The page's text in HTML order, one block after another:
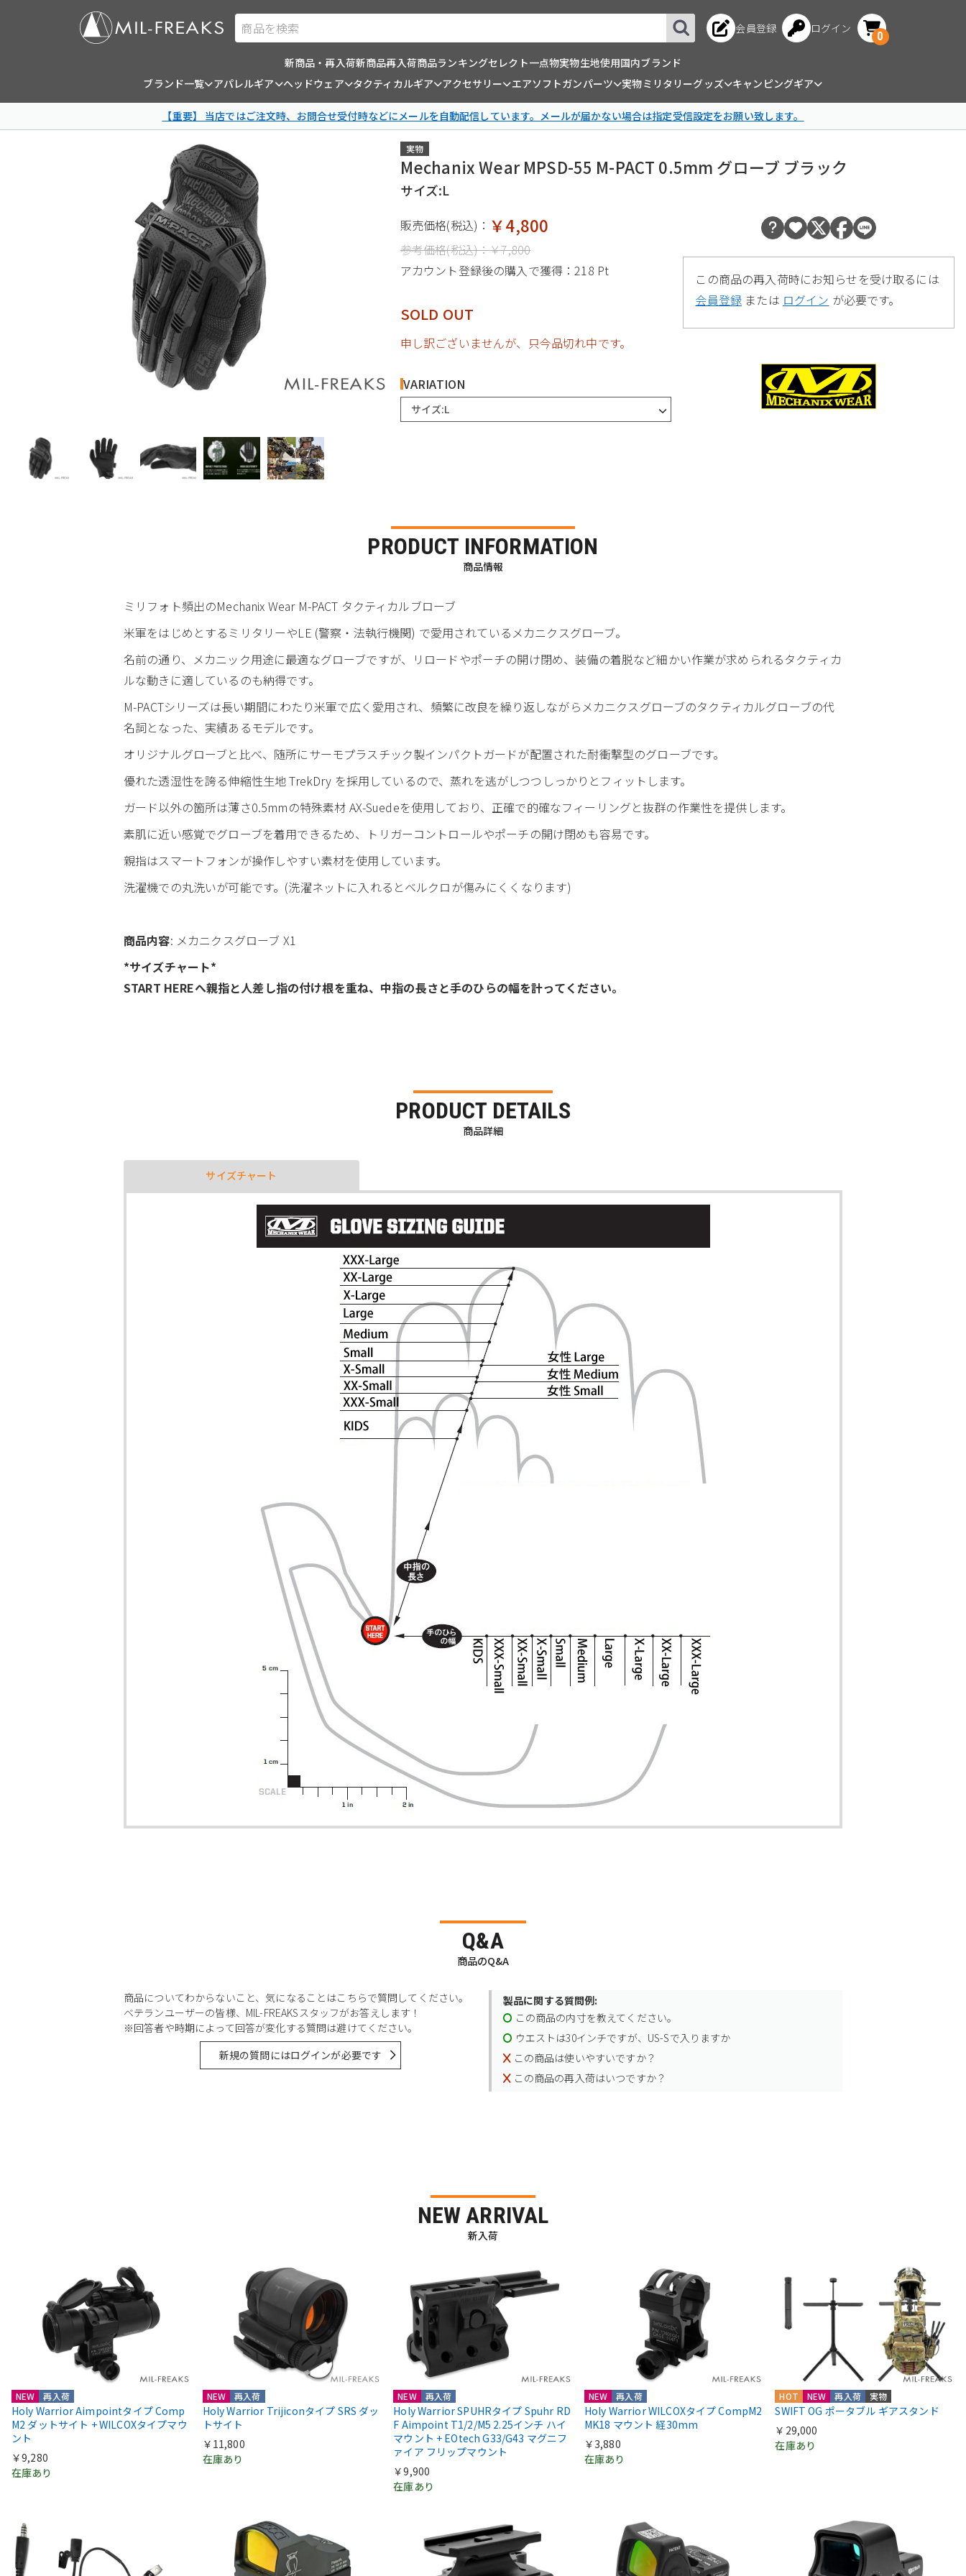
商品を検索 会員登録 ログイン
0
新商品・再入荷新商品再入荷商品ランキングセレクト一点物実物生地使用国内ブランド
ブランド一覧
アパレルギア ヘッドウェア タクティカルギア アクセサリー エアソフトガンパーツ 実物ミリタリーグッズ キャンピングギア
【重要】 当店ではご注文時、お問合せ受付時などにメールを自動配信しています。メールが届かない場合は指定受信設定をお願い致します。
実物
Mechanix Wear MPSD-55 M-PACT 0.5mm グローブ ブラック
サイズ:L
販売価格(税込)： ￥4,800
参考価格(税込)：￥7,800
アカウント登録後の購入で獲得：218 Pt
SOLD OUT
申し訳ございませんが、只今品切れ中です。
VARIATION
サイズ:L
この商品の再入荷時にお知らせを受け取るには
会員登録 または ログイン が必要です。
PRODUCT INFORMATION
商品情報
ミリフォト頻出のMechanix Wear M-PACT タクティカルブローブ
米軍をはじめとするミリタリーやLE (警察・法執行機関) で愛用されているメカニクスグローブ。
名前の通り、メカニック用途に最適なグローブですが、リロードやポーチの開け閉め、装備の着脱など細かい作業が求められるタクティカ
ルな動きに適しているのも納得です。
M-PACTシリーズは長い期間にわたり米軍で広く愛用され、頻繁に改良を繰り返しながらメカニクスグローブのタクティカルグローブの代
名詞となった、実績あるモデルです。
オリジナルグローブと比べ、随所にサーモプラスチック製インパクトガードが配置された耐衝撃型のグローブです。
優れた透湿性を誇る伸縮性生地 TrekDry を採用しているので、蒸れを逃がしつつしっかりとフィットします。
ガード以外の箇所は薄さ0.5mmの特殊素材 AX-Suedeを使用しており、正確で的確なフィーリングと抜群の作業性を提供します。
素肌に近い感覚でグローブを着用できるため、トリガーコントロールやポーチの開け閉めも容易です。
親指はスマートフォンが操作しやすい素材を使用しています。
洗濯機での丸洗いが可能です。(洗濯ネットに入れるとベルクロが傷みにくくなります)
商品内容: メカニクスグローブ X1
*サイズチャート*
START HEREへ親指と人差し指の付け根を重ね、中指の長さと手のひらの幅を計ってください。
PRODUCT DETAILS
商品詳細
サイズチャート
Q&A
商品のQ&A
商品についてわからないこと、気になることはこちらで質問してください。
ベテランユーザーの皆様、MIL-FREAKSスタッフがお答えします！
※回答者や時期によって回答が変化する質問は避けてください。
新規の質問にはログインが必要です
製品に関する質問例:
この商品の内寸を教えてください。
ウエストは30インチですが、US-Sで入りますか
この商品は使いやすいですか？
この商品の再入荷はいつですか？
NEW ARRIVAL
新入荷
NEW 再入荷
Holy Warrior Aimpointタイプ Comp
M2 ダットサイト + WILCOXタイプマウ
ント
￥9,280
在庫あり
NEW 再入荷
Holy Warrior Trijiconタイプ SRS ダッ
トサイト
￥11,800
在庫あり
NEW 再入荷
Holy Warrior SPUHRタイプ Spuhr RD
F Aimpoint T1/2/M5 2.25インチ ハイ
マウント + EOtech G33/G43 マグニフ
ァイア フリップマウント
￥9,900
在庫あり
NEW 再入荷
Holy Warrior WILCOXタイプ CompM2
MK18 マウント 経30mm
￥3,880
在庫あり
HOT NEW 再入荷 実物
SWIFT OG ポータブル ギアスタンド
￥29,000
在庫あり